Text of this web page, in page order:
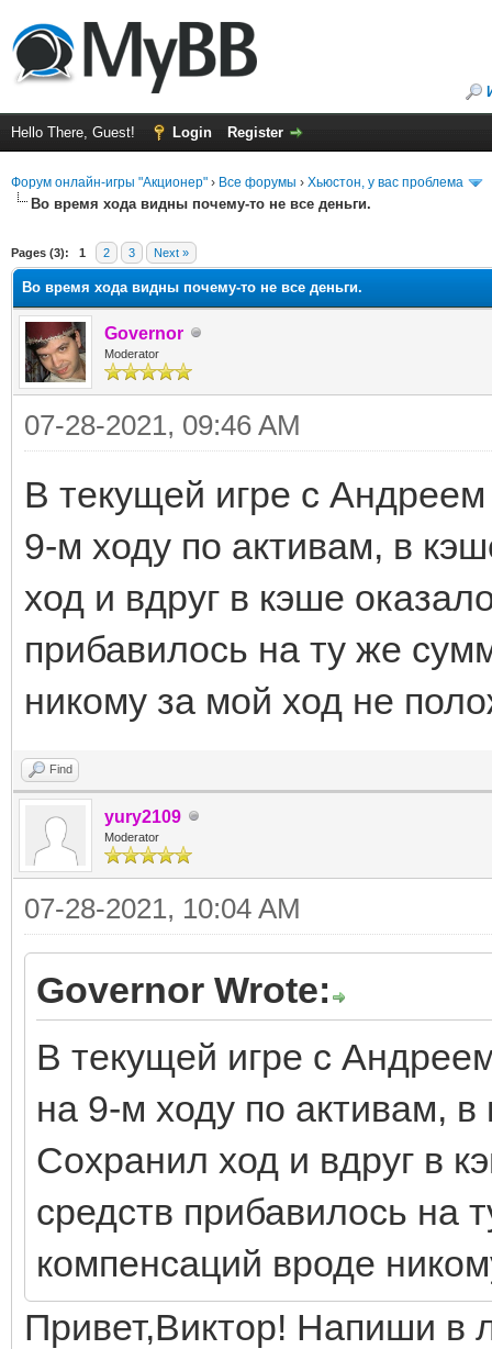
Hello There, Guest! Login Register
Форум онлайн-игры "Акционер" › Все форумы › Хьюстон, у вас проблема
Во время хода видны почему-то не все деньги.
Pages (3): 1 2 3 Next »
Во время хода видны почему-то не все деньги.
Governor
Moderator
07-28-2021, 09:46 AM
В текущей игре с
9-м ходу по активам, в
ход и вдруг в кэше
прибавилось на ту же
никому за мой ход не
Find
yury2109
Moderator
07-28-2021, 10:04 AM
Governor Wrote:
В текущей игре с
на 9-м ходу по активам,
Сохранил ход и вдруг в
средств прибавилось на
компенсаций вроде
Привет,Виктор! Напиши в